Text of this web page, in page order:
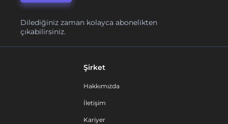
Dilediğiniz zaman kolayca abonelikten
çıkabilirsiniz.
Şirket
Hakkımızda
İletişim
Kariyer